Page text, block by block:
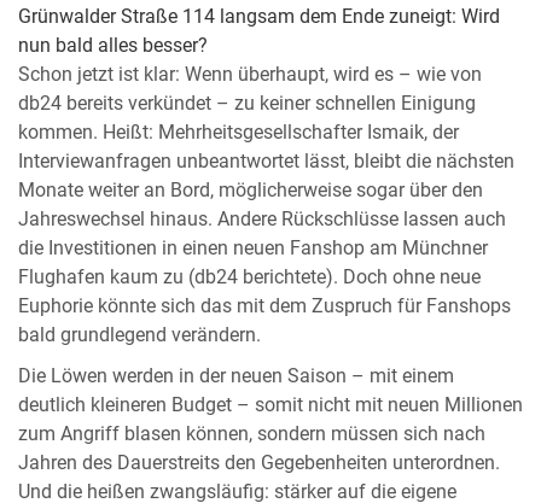
Grünwalder Straße 114 langsam dem Ende zuneigt: Wird
nun bald alles besser?
Schon jetzt ist klar: Wenn überhaupt, wird es – wie von
db24 bereits verkündet – zu keiner schnellen Einigung
kommen. Heißt: Mehrheitsgesellschafter Ismaik, der
Interviewanfragen unbeantwortet lässt, bleibt die nächsten
Monate weiter an Bord, möglicherweise sogar über den
Jahreswechsel hinaus. Andere Rückschlüsse lassen auch
die Investitionen in einen neuen Fanshop am Münchner
Flughafen kaum zu (db24 berichtete). Doch ohne neue
Euphorie könnte sich das mit dem Zuspruch für Fanshops
bald grundlegend verändern.
Die Löwen werden in der neuen Saison – mit einem
deutlich kleineren Budget – somit nicht mit neuen Millionen
zum Angriff blasen können, sondern müssen sich nach
Jahren des Dauerstreits den Gegebenheiten unterordnen.
Und die heißen zwangsläufig: stärker auf die eigene